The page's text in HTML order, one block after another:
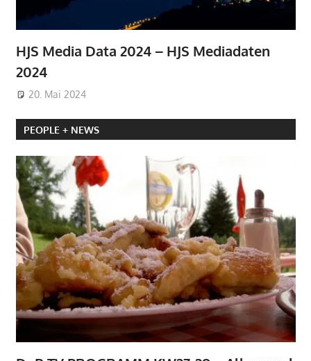
HJS Media Data 2024 – HJS Mediadaten
2024
20. Mai 2024
PEOPLE + NEWS